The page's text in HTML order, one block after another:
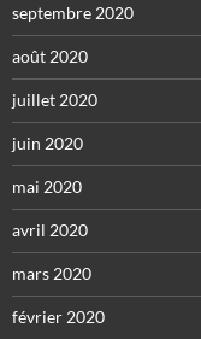
septembre 2020
août 2020
juillet 2020
juin 2020
mai 2020
avril 2020
mars 2020
février 2020